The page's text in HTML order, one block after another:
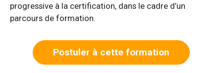
progressive à la certification, dans le cadre d’un
parcours de formation.
Postuler à cette formation